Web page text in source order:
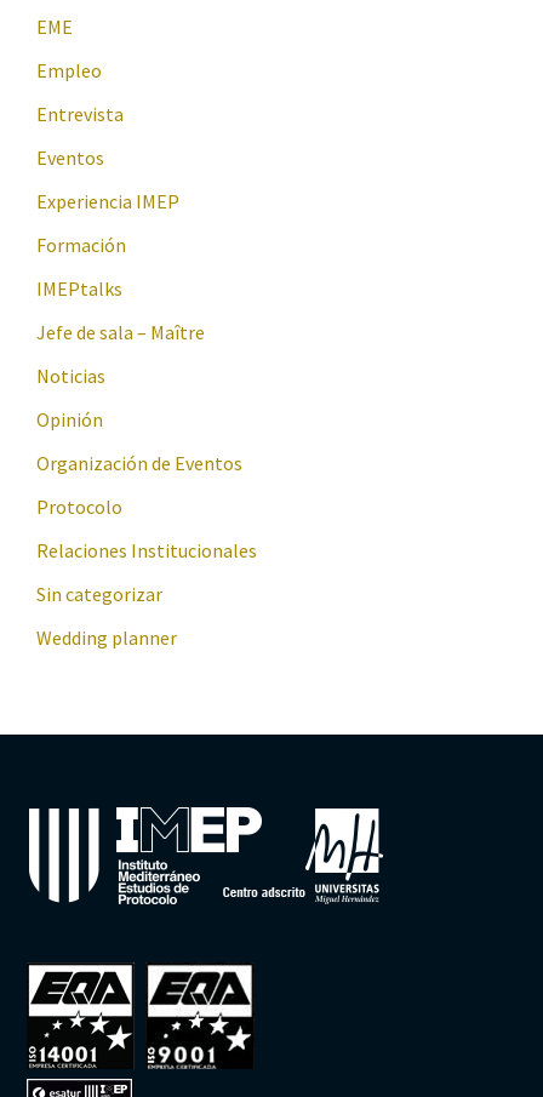
EME
Empleo
Entrevista
Eventos
Experiencia IMEP
Formación
IMEPtalks
Jefe de sala – Maître
Noticias
Opinión
Organización de Eventos
Protocolo
Relaciones Institucionales
Sin categorizar
Wedding planner